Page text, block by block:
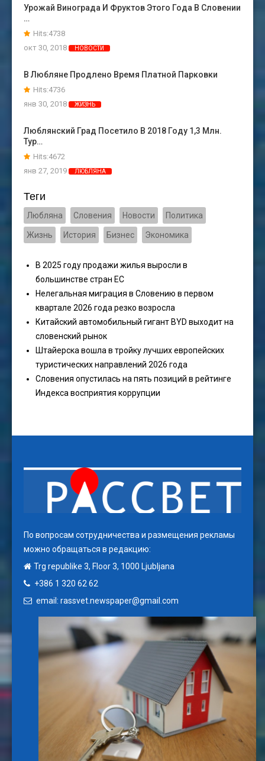
Урожай Винограда И Фруктов Этого Года В Словении
…
Hits:4738
окт 30, 2018
НОВОСТИ
В Любляне Продлено Время Платной Парковки
Hits:4736
янв 30, 2018
ЖИЗНЬ
Люблянский Град Посетило В 2018 Году 1,3 Млн.
Тур…
Hits:4672
янв 27, 2019
ЛЮБЛЯНА
Теги
Любляна Словения Новости Политика
Жизнь История Бизнес Экономика
В 2025 году продажи жилья выросли в
большинстве стран ЕС
Нелегальная миграция в Словению в первом
квартале 2026 года резко возросла
Китайский автомобильный гигант BYD выходит на
словенский рынок
Штайерска вошла в тройку лучших европейских
туристических направлений 2026 года
Словения опустилась на пять позиций в рейтинге
Индекса восприятия коррупции
По вопросам сотрудничества и размещения рекламы
можно обращаться в редакцию:
Trg republike 3, Floor 3, 1000 Ljubljana
+386 1 320 62 62
email: rassvet.newspaper@gmail.com